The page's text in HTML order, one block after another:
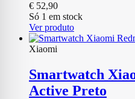
€ 52,90
Só 1 em stock
Ver produto
Xiaomi
Smartwatch
Active Preto